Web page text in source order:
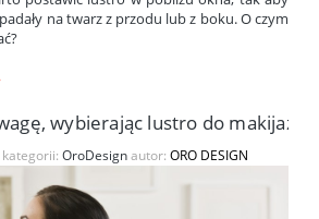
na twarz z przodu lub z boku. O czym
wybierając lustro do makijażu?
OroDesignautor: ORO DESIGN